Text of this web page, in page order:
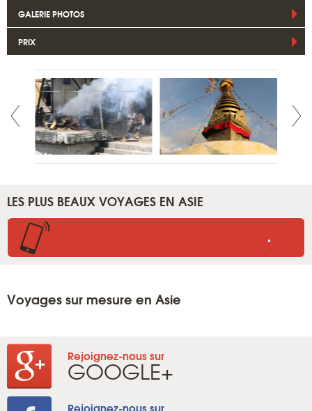
GALERIE PHOTOS
PRIX
LES PLUS BEAUX VOYAGES EN ASIE
..
Voyages sur mesure en Asie
Rejoignez-nous sur
GOOGLE+
Rejoignez-nous sur